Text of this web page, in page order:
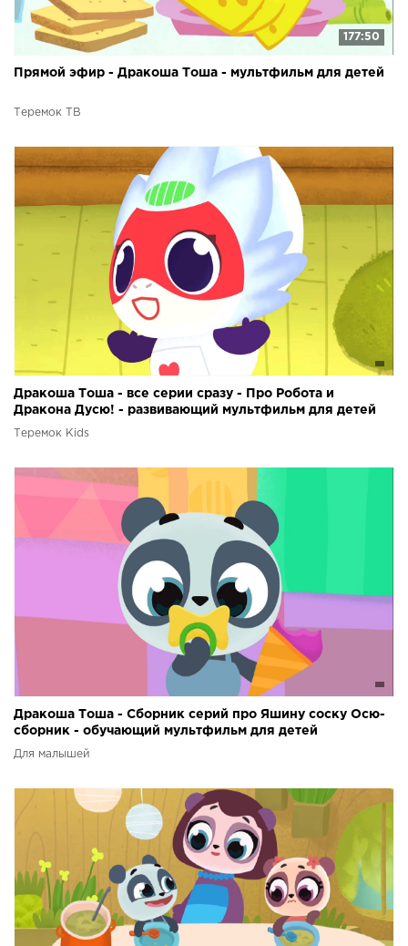
177:50
Прямой эфир - Дракоша Тоша - мультфильм для детей
Теремок ТВ
Дракоша Тоша - все серии сразу - Про Робота и
Дракона Дусю! - развивающий мультфильм для детей
Теремок Kids
Дракоша Тоша - Сборник серий про Яшину соску Осю-
сборник - обучающий мультфильм для детей
Для малышей